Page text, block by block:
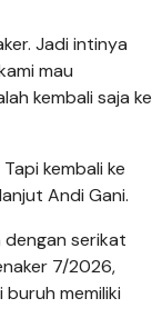
Jadi intinya
mau
kembali saja ke
kembali ke
Andi Gani.
dengan serikat
7/2026,
memiliki